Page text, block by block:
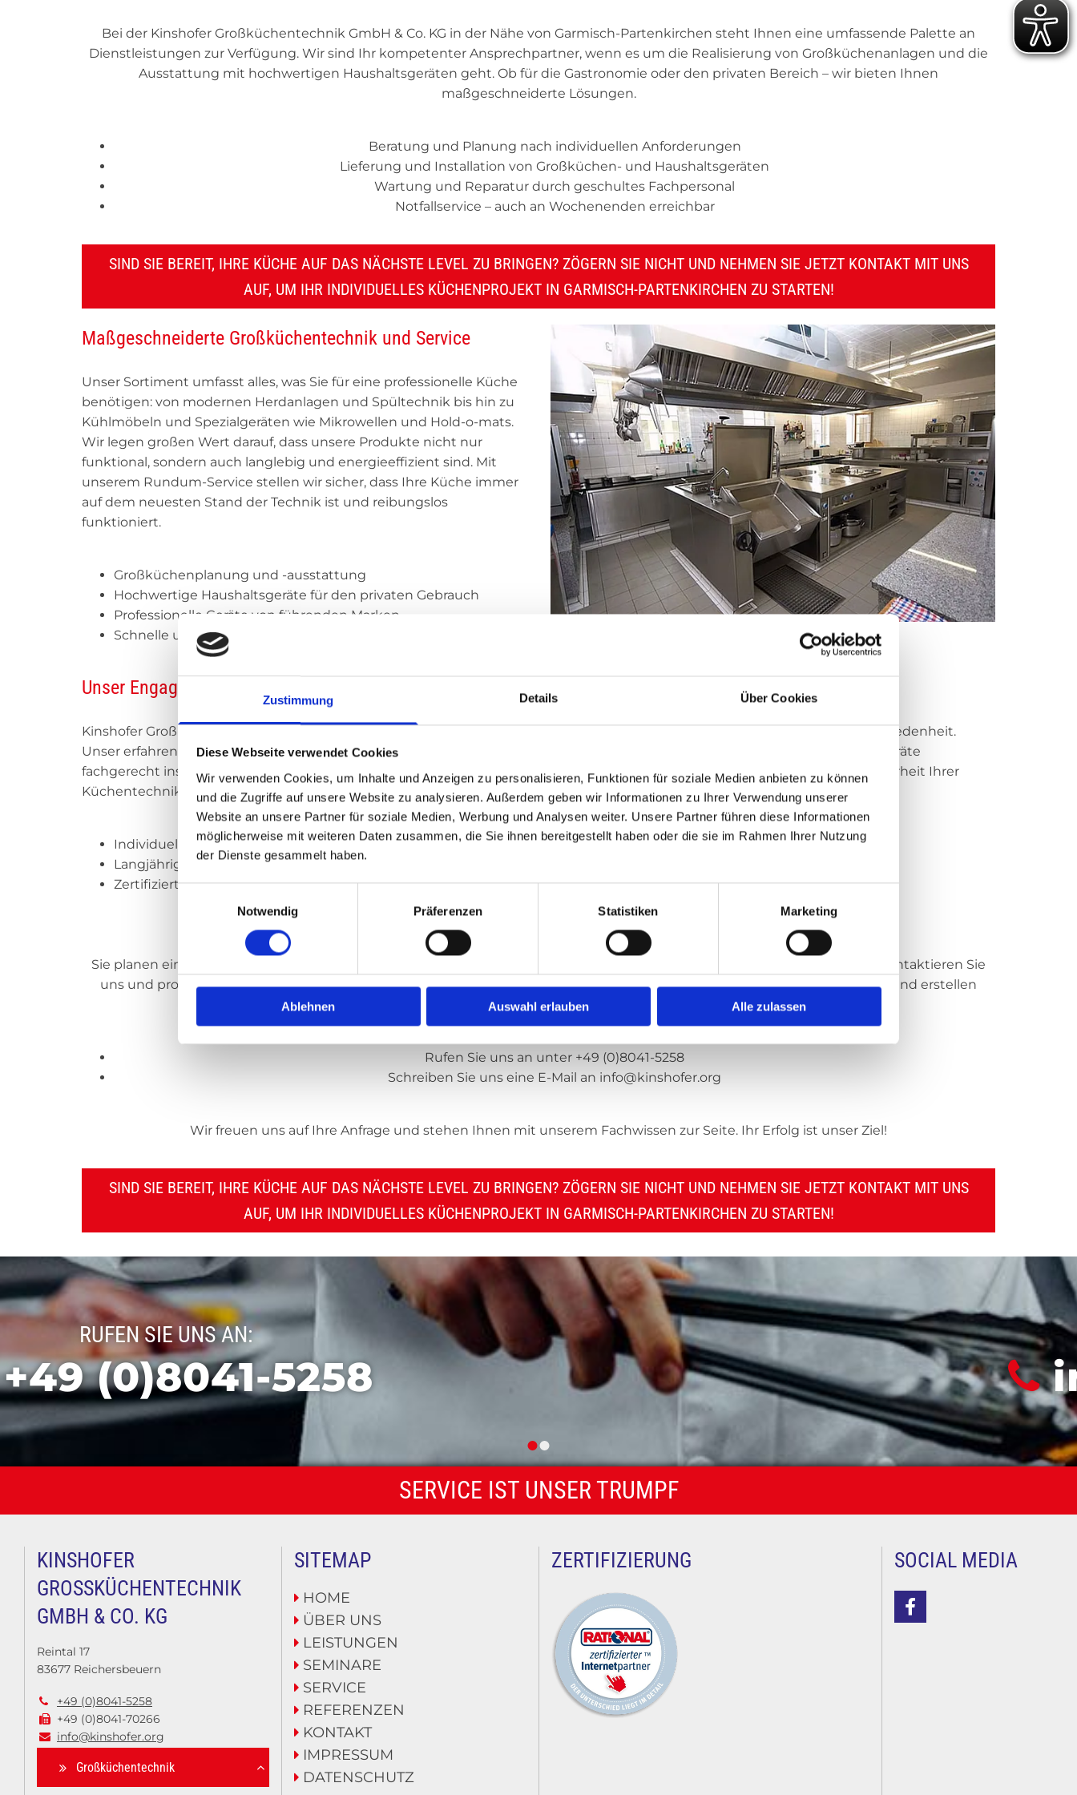
Zustimmung Details Über Cookies
Diese Webseite verwendet Cookies
Wir verwenden Cookies, um Inhalte und Anzeigen zu personalisieren, Funktionen für soziale Medien anbieten zu können
und die Zugriffe auf unsere Website zu analysieren. Außerdem geben wir Informationen zu Ihrer Verwendung unserer
Website an unsere Partner für soziale Medien, Werbung und Analysen weiter. Unsere Partner führen diese Informationen
möglicherweise mit weiteren Daten zusammen, die Sie ihnen bereitgestellt haben oder die sie im Rahmen Ihrer Nutzung
der Dienste gesammelt haben.
Einwilligungsauswahl
Notwendig
Präferenzen Statistiken Marketing
Ablehnen Auswahl erlauben Alle zulassen
Bei der Kinshofer Großküchentechnik GmbH & Co. KG in der Nähe von Garmisch-Partenkirchen steht Ihnen eine umfassende Palette an
Dienstleistungen zur Verfügung. Wir sind Ihr kompetenter Ansprechpartner, wenn es um die Realisierung von Großküchenanlagen und die
Ausstattung mit hochwertigen Haushaltsgeräten geht. Ob für die Gastronomie oder den privaten Bereich – wir bieten Ihnen
maßgeschneiderte Lösungen.
Beratung und Planung nach individuellen Anforderungen
Lieferung und Installation von Großküchen- und Haushaltsgeräten
Wartung und Reparatur durch geschultes Fachpersonal
Notfallservice – auch an Wochenenden erreichbar
SIND SIE BEREIT, IHRE KÜCHE AUF DAS NÄCHSTE LEVEL ZU BRINGEN? ZÖGERN SIE NICHT UND NEHMEN SIE JETZT KONTAKT MIT UNS
AUF, UM IHR INDIVIDUELLES KÜCHENPROJEKT IN GARMISCH-PARTENKIRCHEN ZU STARTEN!
Maßgeschneiderte Großküchentechnik und Service
Unser Sortiment umfasst alles, was Sie für eine professionelle Küche
benötigen: von modernen Herdanlagen und Spültechnik bis hin zu
Kühlmöbeln und Spezialgeräten wie Mikrowellen und Hold-o-mats.
Wir legen großen Wert darauf, dass unsere Produkte nicht nur
funktional, sondern auch langlebig und energieeffizient sind. Mit
unserem Rundum-Service stellen wir sicher, dass Ihre Küche immer
auf dem neuesten Stand der Technik ist und reibungslos
funktioniert.
Großküchenplanung und -ausstattung
Hochwertige Haushaltsgeräte für den privaten Gebrauch
Professionelle Geräte von führenden Marken
Schnelle und zuverlässige Lieferung und Installation
Unser Engagement für Qualität und Kundenzufriedenheit
Kinshofer Großküchentechnik in Reichersbeuern, im Umkreis von Garmisch-Partenkirchen, steht für Qualität und Kundenzufriedenheit.
Unser erfahrenes Team begleitet Sie von der ersten Idee bis zur finalen Umsetzung Ihrer Küche. Wir achten darauf, dass alle Geräte
fachgerecht installiert und eingestellt werden. Zudem bieten wir regelmäßige Wartungen an, um die Funktionalität und Sicherheit Ihrer
Küchentechnik zu gewährleisten.
Individuelle Lösungen für Gastronomie und Privathaushalte
Langjährige Erfahrung und kompetente Beratung
Zertifizierte Qualität und zuverlässiger Service
Kontaktieren Sie uns – Wir sind für Sie da!
Sie planen eine neue Großküche oder möchten Ihre Haushaltsgeräte modernisieren? Dann sind Sie bei uns genau richtig! Kontaktieren Sie
uns und profitieren Sie von unserer Expertise in der Großküchentechnik in Garmisch-Partenkirchen. Wir beraten Sie gerne und erstellen
Ihnen ein unverbindliches Angebot, das genau auf Ihre Bedürfnisse zugeschnitten ist.
Rufen Sie uns an unter +49 (0)8041-5258
Schreiben Sie uns eine E-Mail an info@kinshofer.org
Wir freuen uns auf Ihre Anfrage und stehen Ihnen mit unserem Fachwissen zur Seite. Ihr Erfolg ist unser Ziel!
SIND SIE BEREIT, IHRE KÜCHE AUF DAS NÄCHSTE LEVEL ZU BRINGEN? ZÖGERN SIE NICHT UND NEHMEN SIE JETZT KONTAKT MIT UNS
AUF, UM IHR INDIVIDUELLES KÜCHENPROJEKT IN GARMISCH-PARTENKIRCHEN ZU STARTEN!
SENDEN SIE UNS EINE NACHRICHT:
 info@kinshofer.org
SERVICE IST UNSER TRUMPF
KINSHOFER
GROSSKÜCHENTECHNIK G
MBH & CO. KG
Reintal 17
83677 Reichersbeuern
 +49 (0)8041-5258
 +49 (0)8041-70266
 info@kinshofer.org
Großküchentechnik
SITEMAP
 HOME
 ÜBER UNS
 LEISTUNGEN
 SEMINARE
 SERVICE
 REFERENZEN
 KONTAKT
 IMPRESSUM
 DATENSCHUTZ
ZERTIFIZIERUNG SOCIAL MEDIA